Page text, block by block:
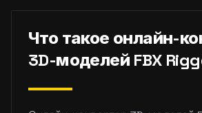
Что такое онлайн-
3D-моделей FBX